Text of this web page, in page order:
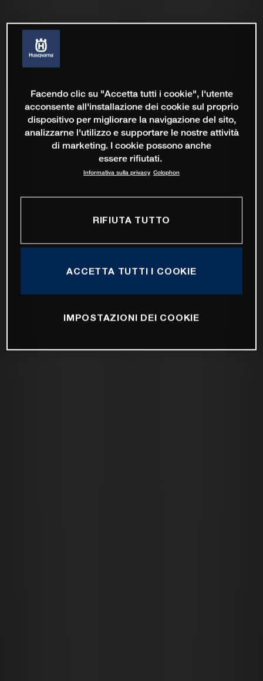
Facendo clic su "Accetta tutti i cookie", l'utente
acconsente all'installazione dei cookie sul proprio
dispositivo per migliorare la navigazione del sito,
analizzarne l'utilizzo e supportare le nostre attività
di marketing. I cookie possono anche
essere rifiutati.
Informativa sulla privacy Colophon
RIFIUTA TUTTO
ACCETTA TUTTI I COOKIE
IMPOSTAZIONI DEI COOKIE